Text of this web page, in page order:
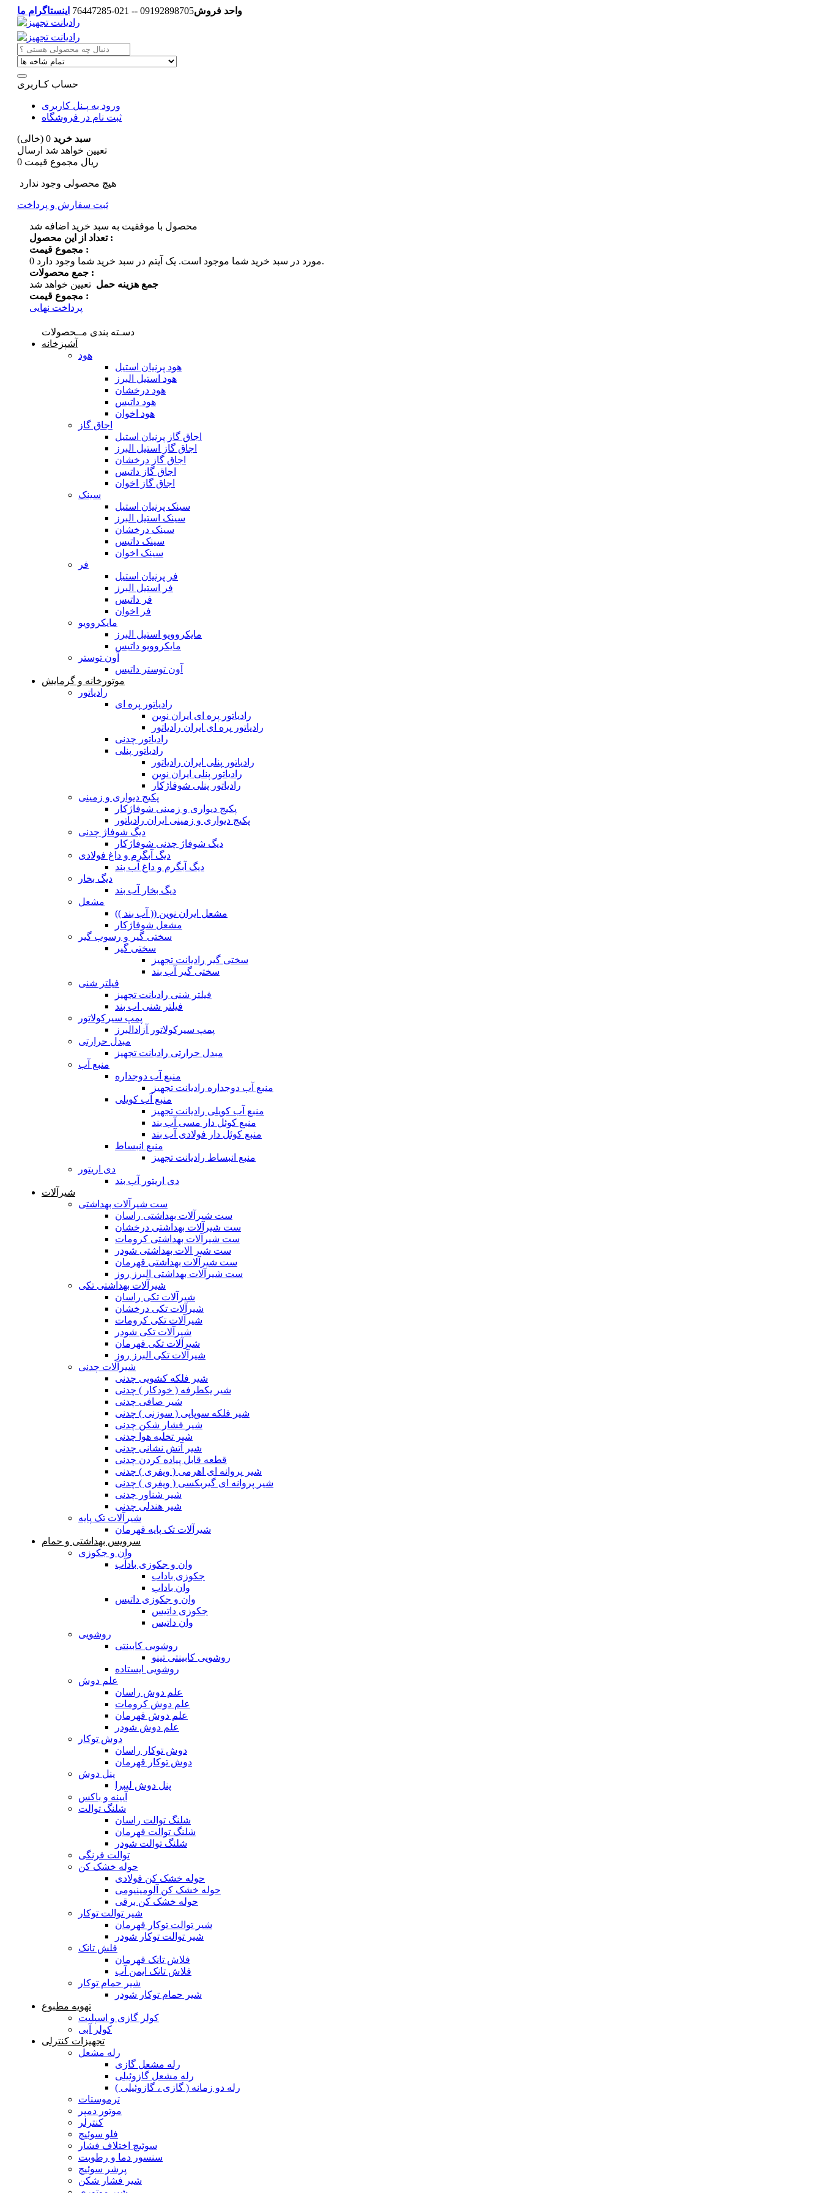
واحد فروش09192898705 -- 021-76447285 اینستاگرام ما
حساب کـاربری
ورود به پـنل کاربری
ثبت نام در فروشگاه
سبد خرید 0 (خالی)
تعیین خواهد شد ارسال
0 ریال مجموع قیمت
هیچ محصولی وجود ندارد
ثبت سفارش و پرداخت
محصول با موفقیت به سبد خرید اضافه شد
تعداد از این محصول :
مجموع قیمت :
0
مورد در سبد خرید شما موجود است.یک آیتم در سبد خرید شما وجود دارد.
جمع محصولات :
جمع هزینه حمل تعیین خواهد شد
مجموع قیمت :
پرداخت نهایی
دسـته بندی مــحصولات
آشپزخانه
هود
هود پرنیان استیل
هود استیل البرز
هود درخشان
هود داتیس
هود اخوان
اجاق گاز
اجاق گاز پرنیان استیل
اجاق گاز استیل البرز
اجاق گاز درخشان
اجاق گاز داتیس
اجاق گاز اخوان
سینک
سینک پرنیان استیل
سینک استیل البرز
سینک درخشان
سینک داتیس
سینک اخوان
فر
فر پرنیان استیل
فر استیل البرز
فر داتیس
فر اخوان
مایکروویو
مایکروویو استیل البرز
مایکروویو داتیس
آون توستر
آون توستر داتیس
موتورخانه و گرمایش
رادیاتور
رادیاتور پره ای
رادیاتور پره ای ایران نوین
رادیاتور پره ای ایران رادیاتور
رادیاتور چدنی
رادیاتور پنلی
رادیاتور پنلی ایران رادیاتور
رادیاتور پنلی ایران نوین
رادیاتور پنلی شوفاژکار
پکیج دیواری و زمینی
پکیج دیواری و زمینی شوفاژکار
پکیج دیواری و زمینی ایران رادیاتور
دیگ شوفاژ چدنی
دیگ شوفاژ چدنی شوفاژکار
دیگ آبگرم و داغ فولادی
دیگ آبگرم و داغ آب بند
دیگ بخار
دیگ بخار آب بند
مشعل
مشعل ایران نوین (( آب بند ))
مشعل شوفاژکار
سختی گیر و رسوب گیر
سختی گیر
سختی گیر رادیانت تجهیز
سختی گیر آب بند
فیلتر شنی
فیلتر شنی رادیانت تجهیز
فیلتر شنی اب بند
پمپ سیرکولاتور
پمپ سیرکولاتور آزادالبرز
مبدل حرارتی
مبدل حرارتی رادیانت تجهیز
منبع آب
منبع آب دوجداره
منبع آب دوجداره رادیانت تجهیز
منبع آب کویلی
منبع آب کویلی رادیانت تجهیز
منبع کوئل دار مسی آب بند
منبع کوئل دار فولادی آب بند
منبع انبساط
منبع انبساط رادیانت تجهیز
دی اریتور
دی اریتور آب بند
شیرآلات
ست شیرآلات بهداشتی
ست شیرآلات بهداشتی راسان
ست شیرآلات بهداشتی درخشان
ست شیرآلات بهداشتی کرومات
ست شیر الات بهداشتی شودر
ست شیرآلات بهداشتی قهرمان
ست شیرآلات بهداشتی البرز روز
شیرآلات بهداشتی تکی
شیرآلات تکی راسان
شیرآلات تکی درخشان
شیرآلات تکی کرومات
شیرآلات تکی شودر
شیرآلات تکی قهرمان
شیرآلات تکی البرز روز
شیرآلات چدنی
شیر فلکه کشویی چدنی
شیر یکطرفه ( خودکار ) چدنی
شیر صافی چدنی
شیر فلکه سوپاپی ( سوزنی ) چدنی
شیر فشار شکن چدنی
شیر تخلیه هوا چدنی
شیر آتش نشانی چدنی
قطعه قابل پیاده کردن چدنی
شیر پروانه ای اهرمی ( ویفری ) چدنی
شیر پروانه ای گیربکسی ( ویفری ) چدنی
شیر شناور چدنی
شیر هندلی چدنی
شیرآلات تک پایه
شیرآلات تک پایه قهرمان
سرویس بهداشتی و حمام
وان و جکوزی
وان و جکوزی بادآب
جکوزی باداب
وان باداب
وان و جکوزی داتیس
جکوزی داتیس
وان داتیس
روشویی
روشویی کابینتی
روشویی کابینتی تینو
روشویی‌ ایستاده
علم دوش
علم دوش راسان
علم دوش کرومات
علم دوش قهرمان
علم دوش شودر
دوش توکار
دوش توکار راسان
دوش توکار قهرمان
پنل دوش
پنل دوش لیبرا
آیینه و باکس
شلنگ توالت
شلنگ توالت راسان
شلنگ توالت قهرمان
شلنگ توالت شودر
توالت فرنگی
حوله خشک کن
حوله خشک کن فولادی
حوله خشک کن آلومینیومی
حوله خشک کن برقی
شیر توالت توکار
شیر توالت توکار قهرمان
شیر توالت توکار شودر
فلش تانک
فلاش تانک قهرمان
فلاش تانک ایمن آب
شیر حمام توکار
شیر حمام توکار شودر
تهویه مطبوع
کولر گازی و اسپلیت
کولر آبی
تجهیزات کنترلی
رله مشعل
رله مشعل گازی
رله مشعل گازوئیلی
رله دو زمانه ( گازی ، گازوئیلی )
ترموستات
موتور دمپر
کنترلر
فلو سوئیچ
سوئیچ اختلاف فشار
سنسور دما و رطوبت
پرشر سوئیچ
شیر فشار شکن